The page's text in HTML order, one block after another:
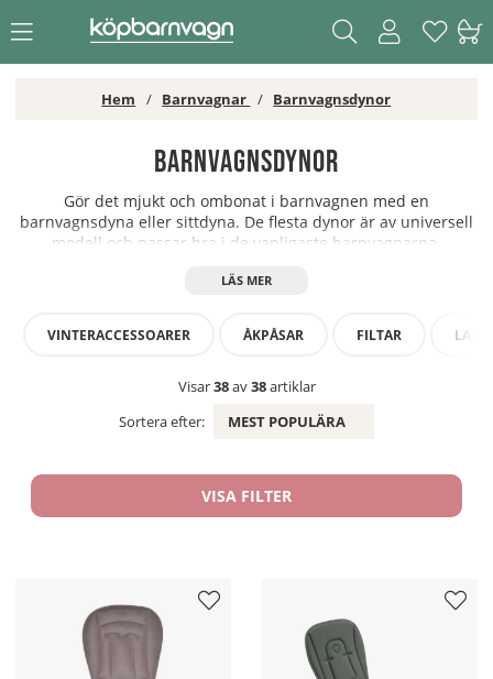
Hem Barnvagnar Barnvagnsdynor
Barnvagnsdynor
Gör det mjukt och ombonat i barnvagnen med en
barnvagnsdyna eller sittdyna. De flesta dynor är av universell
modell och passar bra i de vanligaste barnvagnarna.
VINTERACCESSOARER ÅKPÅSAR FILTAR
Visar38av38artiklar
Sortera efter:
MEST POPULÄRA
VISA FILTER